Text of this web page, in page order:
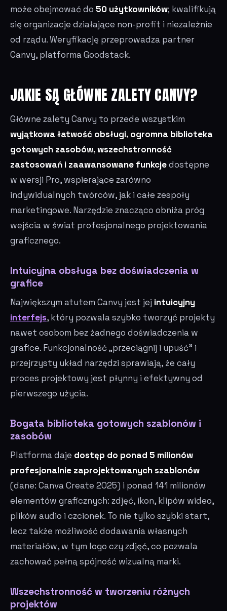
może obejmować do 50 użytkowników; kwalifikują
się organizacje działające non-profit i niezależnie
od rządu. Weryfikację przeprowadza partner
Canvy, platforma Goodstack.
JAKIE SĄ GŁÓWNE ZALETY CANVY?
Główne zalety Canvy to przede wszystkim
wyjątkowa łatwość obsługi, ogromna biblioteka
gotowych zasobów, wszechstronność
zastosowań i zaawansowane funkcjedostępne
w wersji Pro, wspierające zarówno
indywidualnych twórców, jak i całe zespoły
marketingowe. Narzędzie znacząco obniża próg
wejścia w świat profesjonalnego projektowania
graficznego.
Intuicyjna obsługa bez doświadczenia w
grafice
Największym atutem Canvy jest jej intuicyjny
interfejs, który pozwala szybko tworzyć projekty
nawet osobom bez żadnego doświadczenia w
grafice. Funkcjonalność „przeciągnij i upuść" i
przejrzysty układ narzędzi sprawiają, że cały
proces projektowy jest płynny i efektywny od
pierwszego użycia.
Bogata biblioteka gotowych szablonów i
zasobów
Platforma daje dostęp do ponad 5 milionów
profesjonalnie zaprojektowanych szablonów
(dane: Canva Create 2025) i ponad 141 milionów
elementów graficznych: zdjęć, ikon, klipów wideo,
plików audio i czcionek. To nie tylko szybki start,
lecz także możliwość dodawania własnych
materiałów, w tym logo czy zdjęć, co pozwala
zachować pełną spójność wizualną marki.
Wszechstronność w tworzeniu różnych
projektów